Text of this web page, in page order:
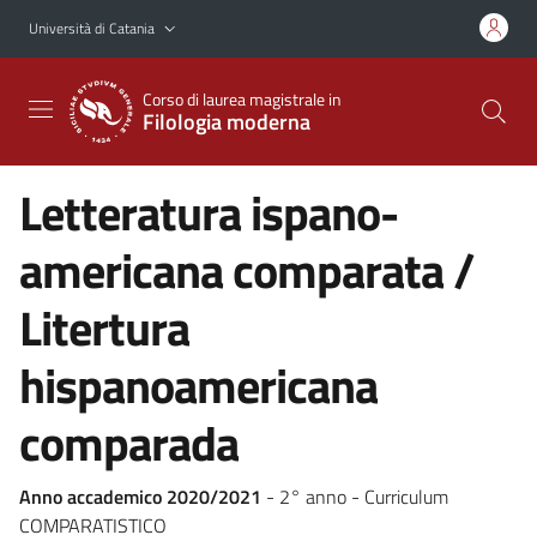
Vai al contenuto principale
Vai al menu di navigazione
Università di Catania
Corso di laurea magistrale in
Filologia moderna
Letteratura ispano-
americana comparata /
Litertura
hispanoamericana
comparada
Anno accademico 2020/2021 - 2° anno - Curriculum
COMPARATISTICO